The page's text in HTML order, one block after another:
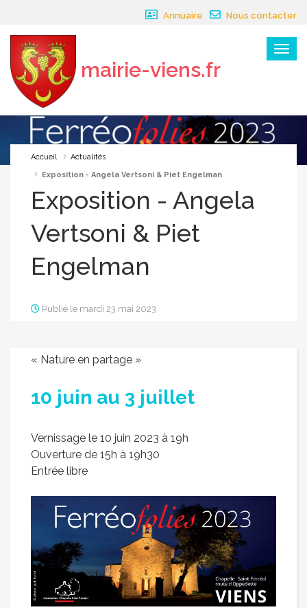
Annuaire Nous contacter
Menu
mairie-viens.fr
×
Accueil
Actualités
Exposition - Angela Vertsoni & Piet Engelman
Exposition - Angela
Vertsoni & Piet
Engelman
Publié le mardi 23 mai 2023
« Nature en partage »
10 juin au 3 juillet
Vernissage le 10 juin 2023 à 19h
Ouverture de 15h à 19h30
Entrée libre
Panneau de gestion des cookies